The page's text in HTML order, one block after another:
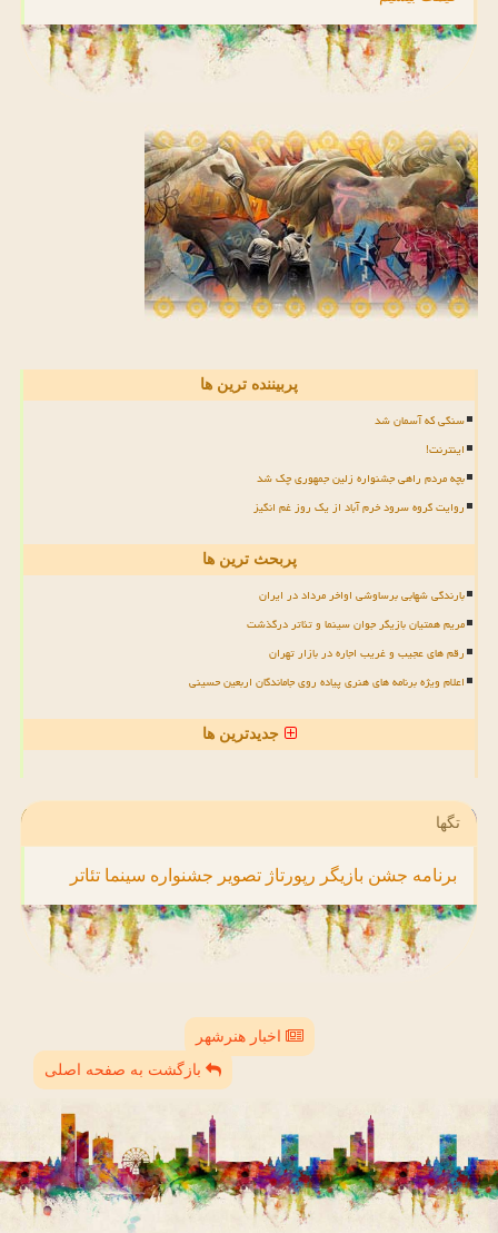
پربیننده ترین ها
سنگی که آسمان شد
اینترنت!
بچه مردم راهی جشنواره زلین جمهوری چک شد
روایت گروه سرود خرم آباد از یک روز غم انگیز
پربحث ترین ها
بارندگی شهابی برساوشی اواخر مرداد در ایران
مریم همتیان بازیگر جوان سینما و تئاتر درگذشت
رقم های عجیب و غریب اجاره در بازار تهران
اعلام ویژه برنامه های هنری پیاده روی جاماندگان اربعین حسینی
جدیدترین ها
تگها
برنامه جشن بازیگر رپورتاژ تصویر جشنواره سینما تئاتر
اخبار هنرشهر
بازگشت به صفحه اصلی